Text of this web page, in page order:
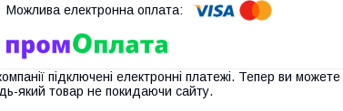
підключені електронні платежі. Тепер ви можете
який товар не покидаючи сайту.